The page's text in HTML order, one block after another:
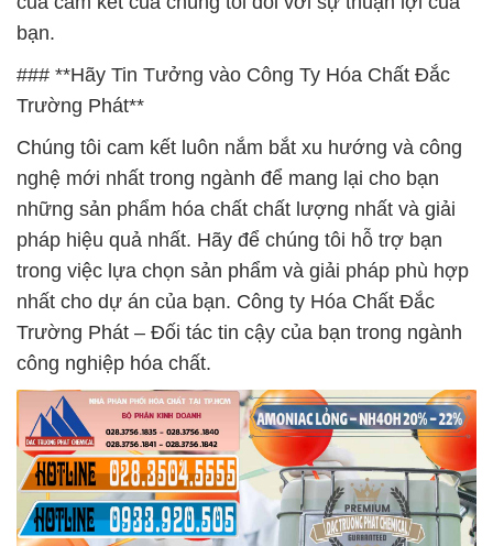
bạn.
### **Hãy Tin Tưởng vào Công Ty Hóa Chất Đắc
Trường Phát**
Chúng tôi cam kết luôn nắm bắt xu hướng và công
nghệ mới nhất trong ngành để mang lại cho bạn
những sản phẩm hóa chất chất lượng nhất và giải
pháp hiệu quả nhất. Hãy để chúng tôi hỗ trợ bạn
trong việc lựa chọn sản phẩm và giải pháp phù hợp
nhất cho dự án của bạn. Công ty Hóa Chất Đắc
Trường Phát – Đối tác tin cậy của bạn trong ngành
công nghiệp hóa chất.